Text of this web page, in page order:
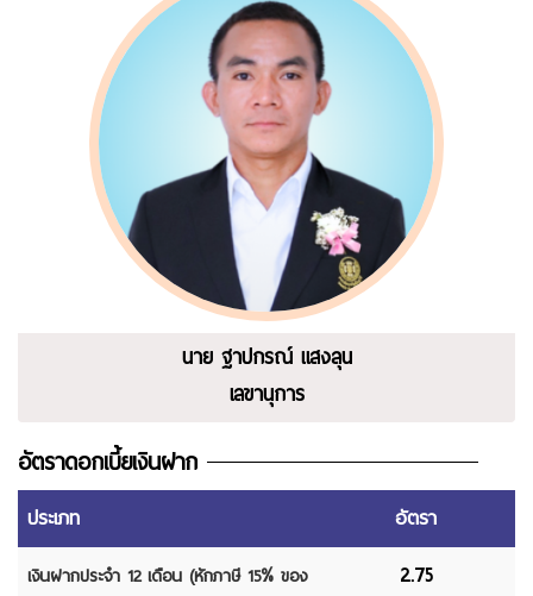
นาย ฐาปกรณ์ แสงลุน
เลขานุการ
นางสาวสมพิศ แก้วสาร
เหรัญญิก
อัตราดอกเบี้ยเงินฝาก
ประเภท อัตรา
เงินฝากประจำ 12 เดือน (หักภาษี 15% ของ
2.75